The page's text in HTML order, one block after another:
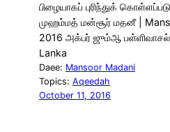
பிழையாகப் புரிந்துக்
முஹம்மத் மன்சூர் மதனீ |
2016 அக்பர் ஜும்ஆ
Lanka
Daee: Mansoor Madani
Topics: Aqeedah
October 11, 2016